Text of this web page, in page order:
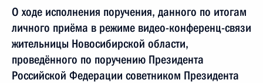
О ходе исполнения поручения, данного по итогам
личного приёма в режиме видео-конференц-связи
жительницы Новосибирской области,
проведённого по поручению Президента
Российской Федерации советником Президента